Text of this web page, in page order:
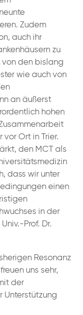
Zudem
auch ihr
zu
von den bislang
wie auch von
an äußerst
hohen
Ort in Trier.
den MCT als
dass wir unter
einen
in der
Prof. Dr.
Resonanz
uns sehr,
der
Unterstützung